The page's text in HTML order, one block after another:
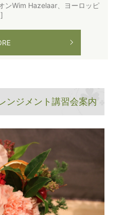
ンWim Hazelaar、ヨーロッピ
ンジメント講習会案内